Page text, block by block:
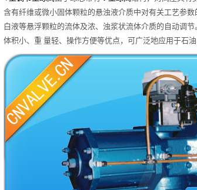
含有纤维或微小固体颗粒的悬浊液介质中对有关工艺参
白液等悬浮颗粒的流体及浓、浊浆状流体介质的自动调节
体积小、重 量轻、操作方便等优点，可广泛地应用于石